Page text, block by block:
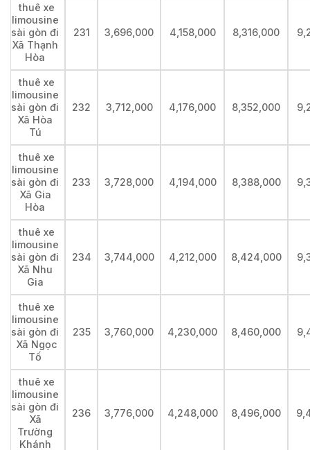
thuê xe
limousine
sài gòn đi
Xã Thạnh
Hòa
231 3,696,000 4,158,000 8,316,000
thuê xe
limousine
sài gòn đi
Xã Hòa
Tú
232 3,712,000 4,176,000 8,352,000
thuê xe
limousine
sài gòn đi
Xã Gia
Hòa
233 3,728,000 4,194,000 8,388,000
thuê xe
limousine
sài gòn đi
Xã Nhu
Gia
234 3,744,000 4,212,000 8,424,000
thuê xe
limousine
sài gòn đi
Xã Ngọc
Tố
235 3,760,000 4,230,000 8,460,000
thuê xe
limousine
sài gòn đi
Xã
Trường
Khánh
236 3,776,000 4,248,000 8,496,000